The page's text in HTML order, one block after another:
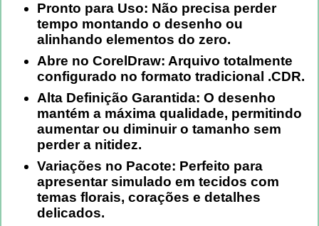
Pronto para Uso: Não precisa perder
tempo montando o desenho ou
alinhando elementos do zero.
Abre no CorelDraw: Arquivo totalmente
configurado no formato tradicional .CDR.
Alta Definição Garantida: O desenho
mantém a máxima qualidade, permitindo
aumentar ou diminuir o tamanho sem
perder a nitidez.
Variações no Pacote: Perfeito para
apresentar simulado em tecidos com
temas florais, corações e detalhes
delicados.